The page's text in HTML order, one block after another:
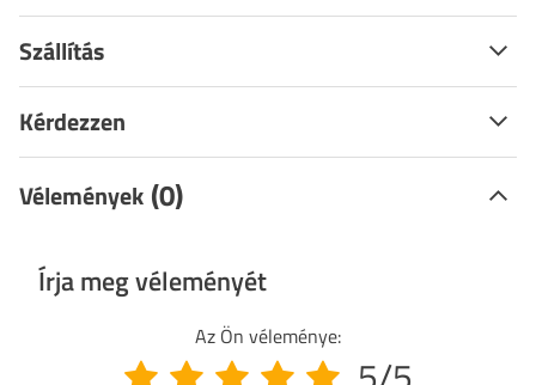
Szállítás
Kérdezzen
Vélemények (0)
Írja meg véleményét
Az Ön véleménye: